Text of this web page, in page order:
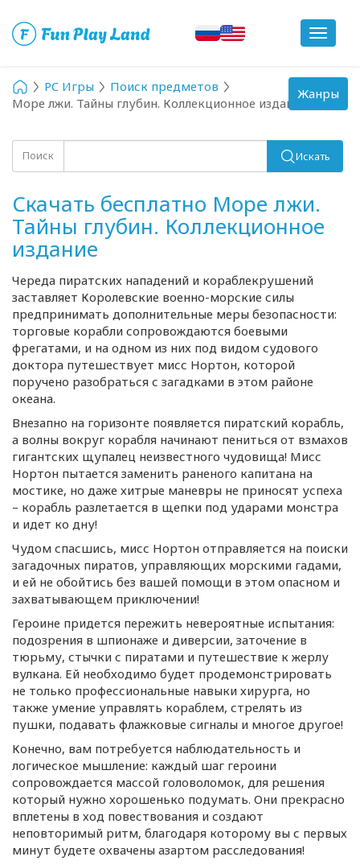
Toggle
PC Игры
Поиск предметов
Море лжи. Тайны глубин. Коллекционное издание
Поиск Искать
Скачать бесплатно Море лжи.
Тайны глубин. Коллекционное
издание
Череда пиратских нападений и кораблекрушений
заставляет Королевские военно-морские силы
предпринимать дополнительные меры безопасности:
торговые корабли сопровождаются боевыми
фрегатами, и на одном из них под видом судового
доктора путешествует мисс Нортон, которой
поручено разобраться с загадками в этом районе
океана.
Внезапно на горизонте появляется пиратский корабль,
а волны вокруг корабля начинают пениться от взмахов
гигантских щупалец неизвестного чудовища! Мисс
Нортон пытается заменить раненого капитана на
мостике, но даже хитрые маневры не приносят успеха
– корабль разлетается в щепки под ударами монстра
и идет ко дну!
Чудом спасшись, мисс Нортон отправляется на поиски
загадочных пиратов, управляющих морскими гадами,
и ей не обойтись без вашей помощи в этом опасном и
захватывающем приключении!
Героине придется пережить невероятные испытания:
подозрения в шпионаже и диверсии, заточение в
тюрьму, стычки с пиратами и путешествие к жерлу
вулкана. Ей необходимо будет продемонстрировать
не только профессиональные навыки хирурга, но
также умение управлять кораблем, стрелять из
пушки, подавать флажковые сигналы и многое другое!
Конечно, вам потребуется наблюдательность и
логическое мышление: каждый шаг героини
сопровождается массой головоломок, для решения
который нужно хорошенько подумать. Они прекрасно
вплетены в ход повествования и создают
неповторимый ритм, благодаря которому вы с первых
минут будете охвачены азартом расследования!
Toggle
navigation
Жанры